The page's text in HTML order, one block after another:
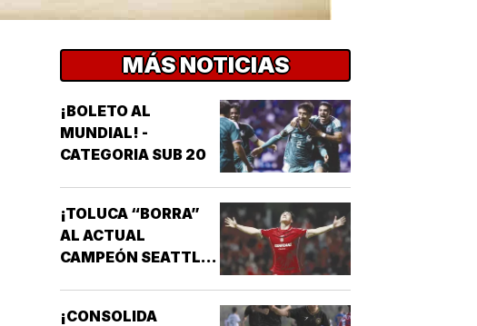
MÁS NOTICIAS
¡BOLETO AL
MUNDIAL! -
CATEGORIA SUB 20
¡TOLUCA “BORRA”
AL ACTUAL
CAMPEÓN SEATTLE
¡CONSOLIDA